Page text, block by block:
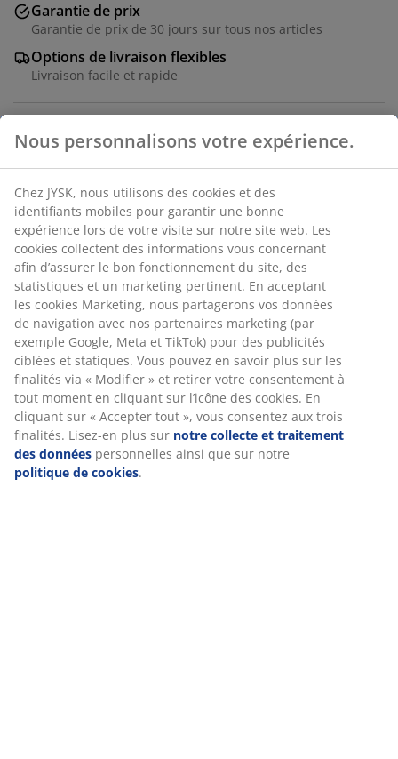
Garantie de prix
Garantie de prix de 30 jours sur tous nos articles
Options de livraison flexibles
Livraison facile et rapide
Placage décoratif. l60 x L140 x H75 cm
RÉFÉRENCE: 3630073
Instruction de montage
Caractéristiques
Notes
(16
Livraison
Nous personnalisons votre expérience.
Chez JYSK, nous utilisons des cookies et des identifiants
mobiles pour garantir une bonne expérience lors de votre
visite sur notre site web. Les cookies collectent des
informations vous concernant afin d’assurer le bon
fonctionnement du site, des statistiques et un marketing
pertinent. En acceptant les cookies Marketing, nous
partagerons vos données de navigation avec nos
partenaires marketing (par exemple Google, Meta et TikTok)
pour des publicités ciblées et statiques. Vous pouvez en
savoir plus sur les finalités via « Modifier » et retirer votre
consentement à tout moment en cliquant sur l’icône des